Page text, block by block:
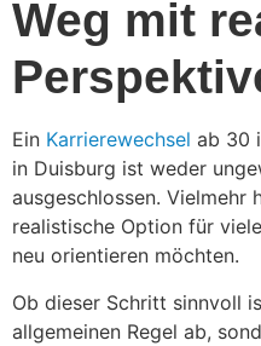
Weg mit
Ein Karrierewechsel ab 30
in Duisburg ist weder
ausgeschlossen. Vielmehr
realistische Option für
neu orientieren möchten.
Ob dieser Schritt sinnvoll
allgemeinen Regel ab,